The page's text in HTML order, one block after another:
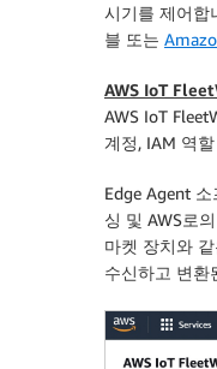
시기를 제어합
블 또는
AWS IoT
AWS IoT
계정, IAM 역
Edge Agent
싱 및 AWS로
마켓 장치와
수신하고 변환